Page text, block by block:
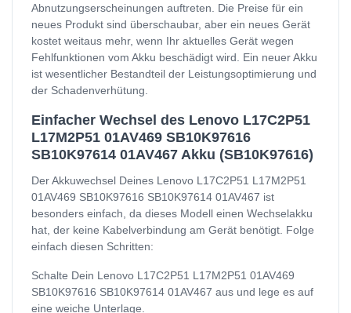
Abnutzungserscheinungen auftreten. Die Preise für ein
neues Produkt sind überschaubar, aber ein neues Gerät
kostet weitaus mehr, wenn Ihr aktuelles Gerät wegen
Fehlfunktionen vom Akku beschädigt wird. Ein neuer Akku
ist wesentlicher Bestandteil der Leistungsoptimierung und
der Schadenverhütung.
Einfacher Wechsel des Lenovo L17C2P51
L17M2P51 01AV469 SB10K97616
SB10K97614 01AV467 Akku (SB10K97616)
Der Akkuwechsel Deines Lenovo L17C2P51 L17M2P51
01AV469 SB10K97616 SB10K97614 01AV467 ist
besonders einfach, da dieses Modell einen Wechselakku
hat, der keine Kabelverbindung am Gerät benötigt. Folge
einfach diesen Schritten:
Schalte Dein Lenovo L17C2P51 L17M2P51 01AV469
SB10K97616 SB10K97614 01AV467 aus und lege es auf
eine weiche Unterlage.